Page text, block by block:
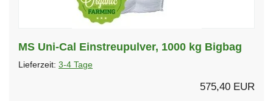
MS Uni-Cal Einstreupulver, 1000 kg Bigbag
Lieferzeit: 3-4 Tage
575,40 EUR